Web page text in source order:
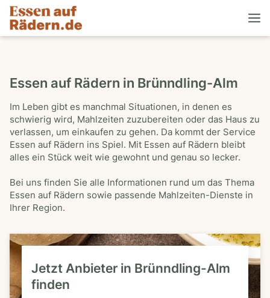
Essen auf Rädern in Brünndling-Alm
Im Leben gibt es manchmal Situationen, in denen es
schwierig wird, Mahlzeiten zuzubereiten oder das Haus zu
verlassen, um einkaufen zu gehen. Da kommt der Service
Essen auf Rädern ins Spiel. Mit Essen auf Rädern bleibt
alles ein Stück weit wie gewohnt und genau so lecker.
Bei uns finden Sie alle Informationen rund um das Thema
Essen auf Rädern sowie passende Mahlzeiten-Dienste in
Ihrer Region.
Jetzt Anbieter in Brünndling-Alm
finden